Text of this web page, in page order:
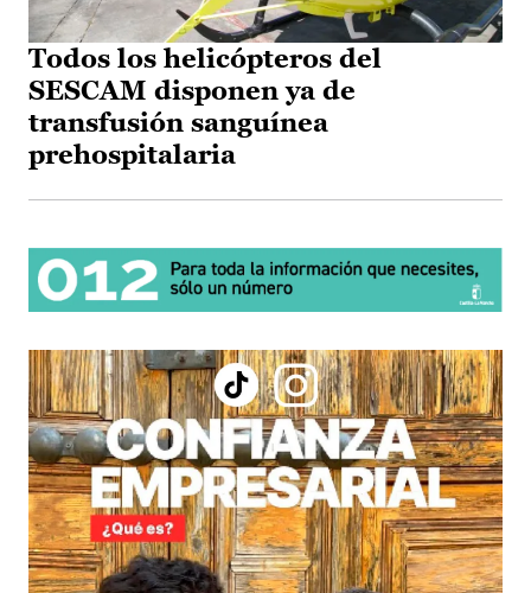
Todos los helicópteros del
SESCAM disponen ya de
transfusión sanguínea
prehospitalaria